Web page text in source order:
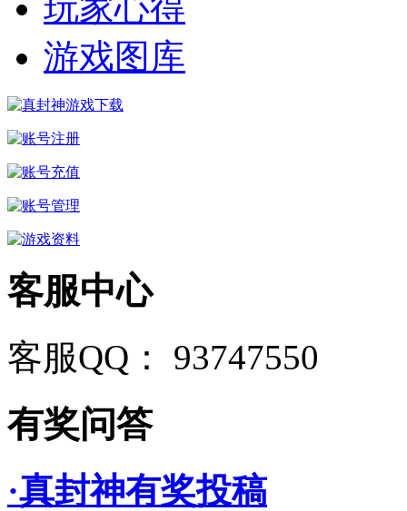
游戏图库
客服中心
客服QQ： 93747550
有奖问答
·真封神有奖投稿